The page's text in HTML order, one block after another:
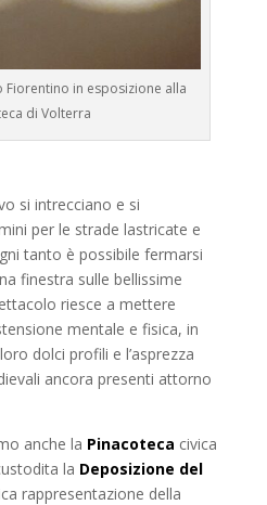
Fiorentino in esposizione alla
di Volterra
si intrecciano e si
per le strade lastricate e
tanto è possibile fermarsi
finestra sulle bellissime
riesce a mettere
mentale e fisica, in
dolci profili e l’asprezza
ancora presenti attorno
anche la Pinacoteca civica
la Deposizione del
rappresentazione della